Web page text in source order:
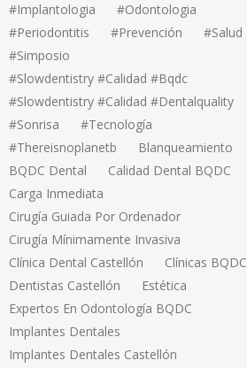
#implantologia
#odontologia
#periodontitis
#prevención
#salud
#simposio
#Slowdentistry #calidad #bqdc
#Slowdentistry #calidad #dentalquality
#sonrisa
#tecnología
#thereisnoplanetb
Blanqueamiento
BQDC Dental
Calidad Dental BQDC
Carga Inmediata
Cirugía Guiada Por Ordenador
Cirugía Mínimamente Invasiva
Clínica Dental Castellón
Clínicas BQDC
Dentistas Castellón
Estética
Expertos En Odontología BQDC
Implantes Dentales
Implantes Dentales Castellón